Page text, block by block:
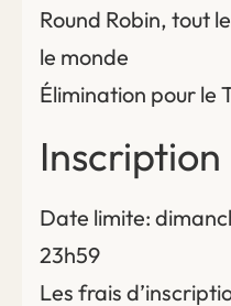
Round Robin, tout
le monde
Élimination pour le
Inscription
Date limite:
23h59
Les frais